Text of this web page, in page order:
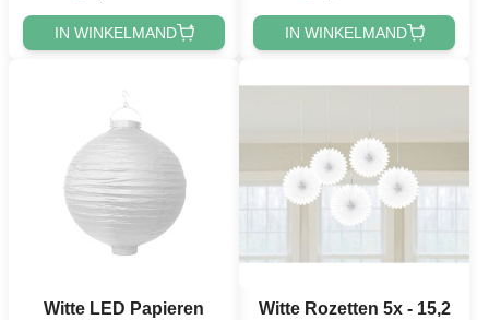
IN WINKELMAND IN WINKELMAND
Witte LED Papieren
Witte Rozetten 5x - 15,2